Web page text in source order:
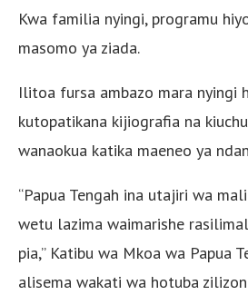
Kwa familia nyingi, programu
masomo ya ziada.
Ilitoa fursa ambazo mara nyingi
kutopatikana kijiografia na
wanaokua katika maeneo ya
“Papua Tengah ina utajiri wa
wetu lazima waimarishe
pia,” Katibu wa Mkoa wa Papua
alisema wakati wa hotuba